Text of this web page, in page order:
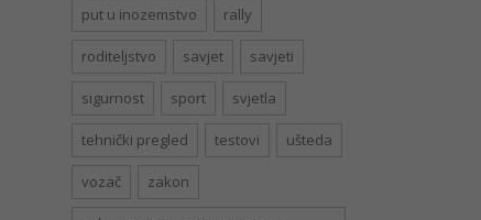
put u inozemstvo rally
roditeljstvo savjet savjeti
sigurnost sport svjetla
tehnički pregled testovi ušteda
vozač zakon